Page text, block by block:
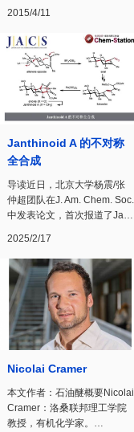
2015/4/11
Janthinoid A 的不对称
全合成
导读近日，北京大学杨震/张
仲超团队在J. Am. Chem. Soc.
中发表论文，首次报道了Ja…
2025/2/17
Nicolai Cramer
本文作者：石油醚概要Nicolai
Cramer：洛桑联邦理工学院
教授，有机化学家。…